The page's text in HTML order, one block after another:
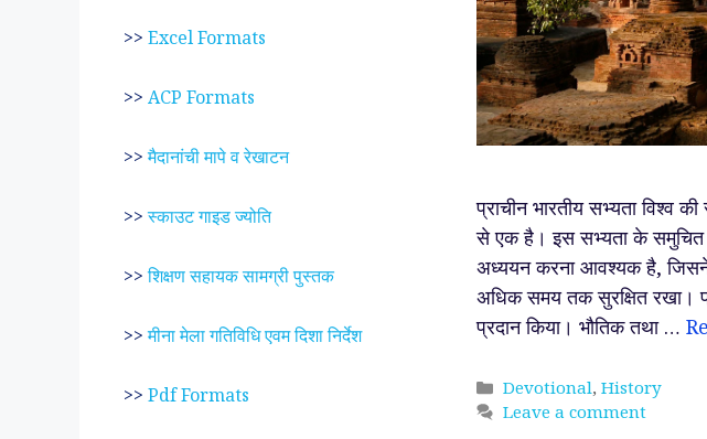
प्राचीन भारतीय सभ्यता विश्व
से एक है। इस सभ्यता के समुचित
अध्ययन करना आवश्यक है, जिसने
अधिक समय तक सुरक्षित रखा।
प्रदान किया। भौतिक तथा …
Categories
Devotional,History
Leave a comment
>> Excel Formats
>> ACP Formats
>>मैदानांची मापे व रेखाटन
>>स्काउट गाइड ज्योति
>>शिक्षण सहायक सामग्री पुस्तक
>>मीना मेला गतिविधि एवम दिशा निर्देश
>> Pdf Formats